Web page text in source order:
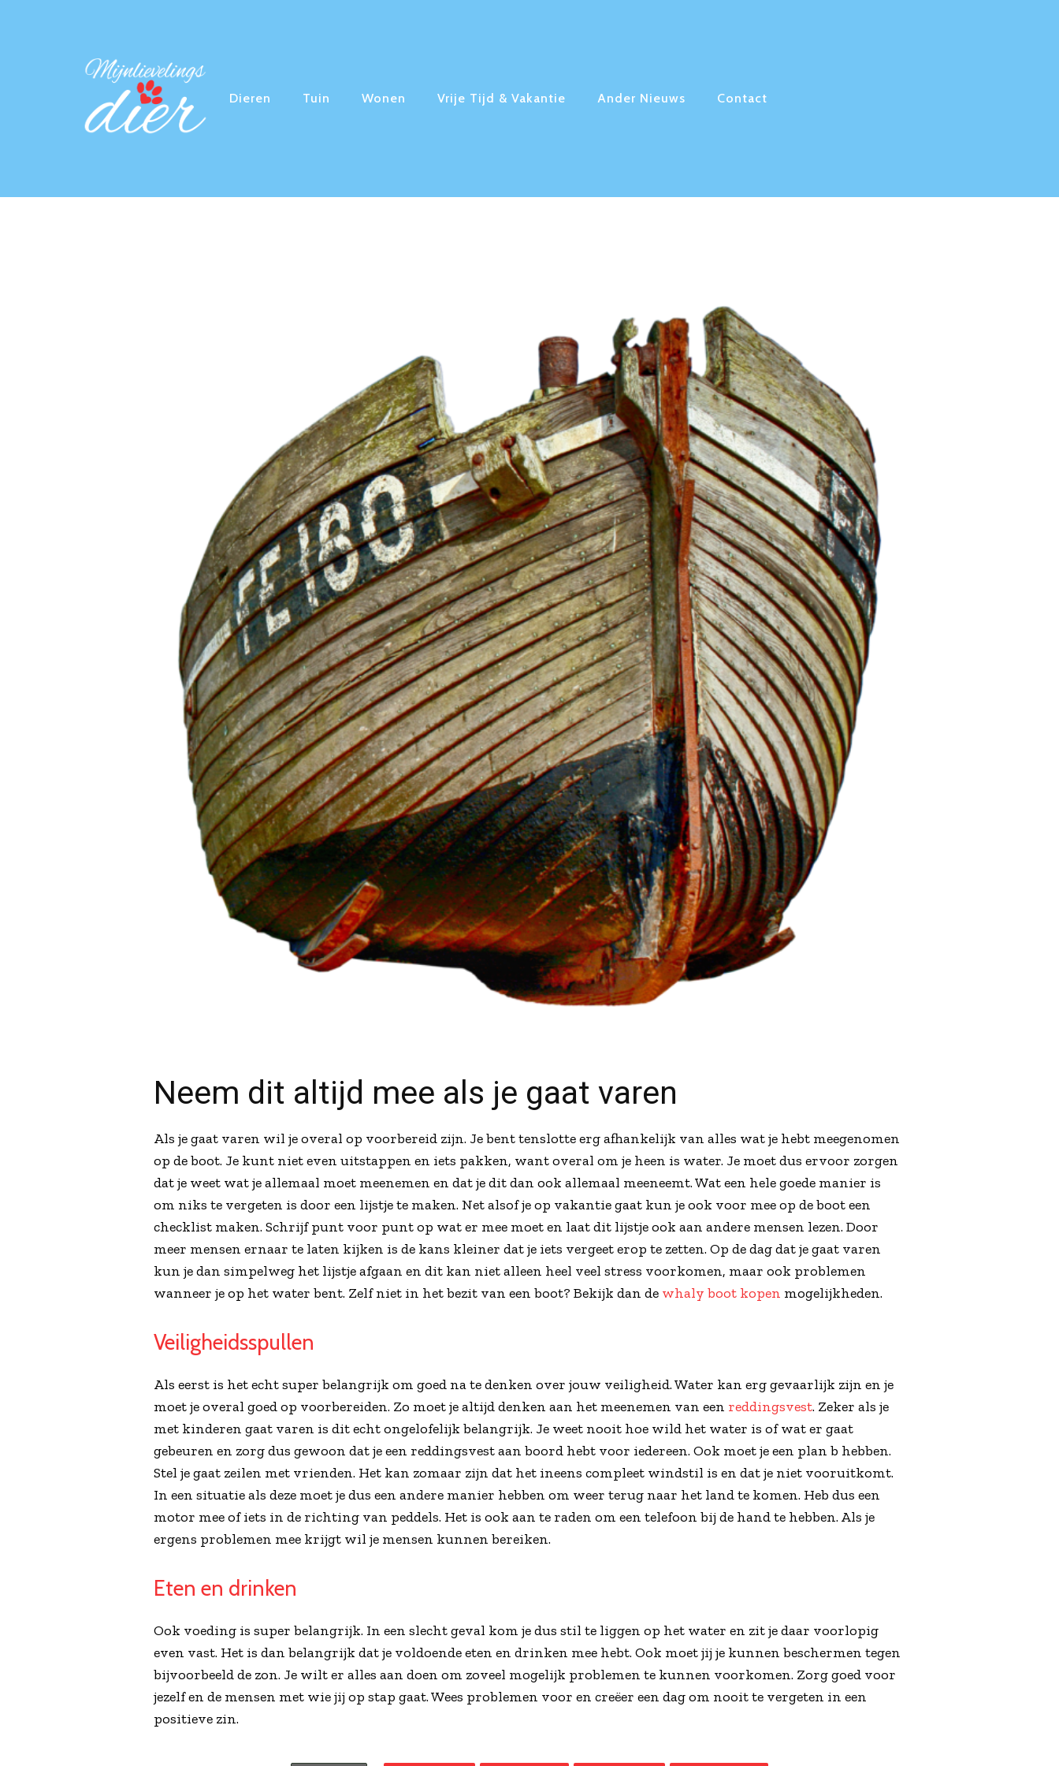
Dieren Tuin Wonen Vrije Tijd & Vakantie Ander Nieuws Contact
Neem dit altijd mee als je gaat varen
Als je gaat varen wil je overal op voorbereid zijn. Je bent tenslotte erg afhankelijk van alles wat je hebt meegenomen
op de boot. Je kunt niet even uitstappen en iets pakken, want overal om je heen is water. Je moet dus ervoor zorgen
dat je weet wat je allemaal moet meenemen en dat je dit dan ook allemaal meeneemt. Wat een hele goede manier is
om niks te vergeten is door een lijstje te maken. Net alsof je op vakantie gaat kun je ook voor mee op de boot een
checklist maken. Schrijf punt voor punt op wat er mee moet en laat dit lijstje ook aan andere mensen lezen. Door
meer mensen ernaar te laten kijken is de kans kleiner dat je iets vergeet erop te zetten. Op de dag dat je gaat varen
kun je dan simpelweg het lijstje afgaan en dit kan niet alleen heel veel stress voorkomen, maar ook problemen
wanneer je op het water bent. Zelf niet in het bezit van een boot? Bekijk dan de whaly boot kopen mogelijkheden.
Veiligheidsspullen
Als eerst is het echt super belangrijk om goed na te denken over jouw veiligheid. Water kan erg gevaarlijk zijn en je
moet je overal goed op voorbereiden. Zo moet je altijd denken aan het meenemen van een reddingsvest. Zeker als je
met kinderen gaat varen is dit echt ongelofelijk belangrijk. Je weet nooit hoe wild het water is of wat er gaat
gebeuren en zorg dus gewoon dat je een reddingsvest aan boord hebt voor iedereen. Ook moet je een plan b hebben.
Stel je gaat zeilen met vrienden. Het kan zomaar zijn dat het ineens compleet windstil is en dat je niet vooruitkomt.
In een situatie als deze moet je dus een andere manier hebben om weer terug naar het land te komen. Heb dus een
motor mee of iets in de richting van peddels. Het is ook aan te raden om een telefoon bij de hand te hebben. Als je
ergens problemen mee krijgt wil je mensen kunnen bereiken.
Eten en drinken
Ook voeding is super belangrijk. In een slecht geval kom je dus stil te liggen op het water en zit je daar voorlopig
even vast. Het is dan belangrijk dat je voldoende eten en drinken mee hebt. Ook moet jij je kunnen beschermen tegen
bijvoorbeeld de zon. Je wilt er alles aan doen om zoveel mogelijk problemen te kunnen voorkomen. Zorg goed voor
jezelf en de mensen met wie jij op stap gaat. Wees problemen voor en creëer een dag om nooit te vergeten in een
positieve zin.